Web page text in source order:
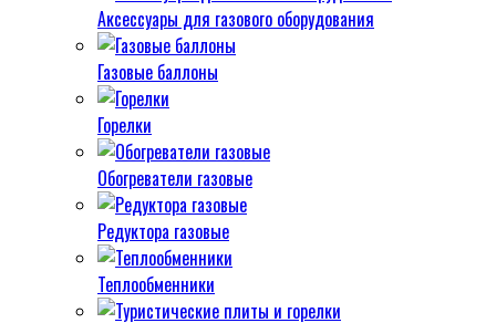
Аксессуары для газового оборудования
Газовые баллоны
Горелки
Обогреватели газовые
Редуктора газовые
Теплообменники